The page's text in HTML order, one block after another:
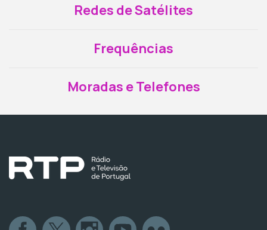
Redes de Satélites
Frequências
Moradas e Telefones